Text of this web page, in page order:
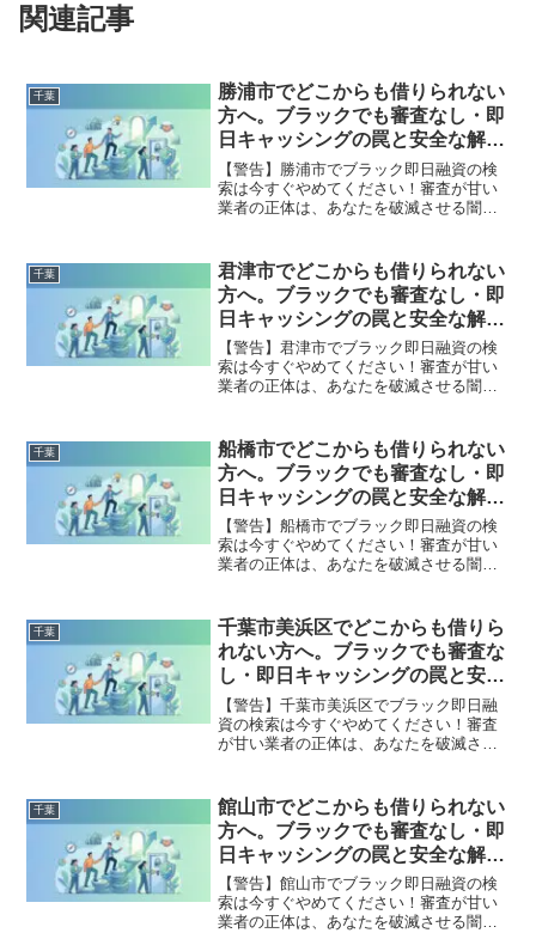
関連記事
千葉
勝浦市でどこからも借りられない
方へ。ブラックでも審査なし・即
日キャッシングの罠と安全な解決
策
【警告】勝浦市でブラック即日融資の検
索は今すぐやめてください！審査が甘い
業者の正体は、あなたを破滅させる闇金
市で違法業者を避け、借金地獄から抜け
出した方々の実体験と確実な解決策を完
全公開。
千葉
君津市でどこからも借りられない
方へ。ブラックでも審査なし・即
日キャッシングの罠と安全な解決
策
【警告】君津市でブラック即日融資の検
索は今すぐやめてください！審査が甘い
業者の正体は、あなたを破滅させる闇金
市で違法業者を避け、借金地獄から抜け
出した方々の実体験と確実な解決策を完
全公開。
千葉
船橋市でどこからも借りられない
方へ。ブラックでも審査なし・即
日キャッシングの罠と安全な解決
策
【警告】船橋市でブラック即日融資の検
索は今すぐやめてください！審査が甘い
業者の正体は、あなたを破滅させる闇金
市で違法業者を避け、借金地獄から抜け
出した方々の実体験と確実な解決策を完
全公開。
千葉
千葉市美浜区でどこからも借りら
れない方へ。ブラックでも審査な
し・即日キャッシングの罠と安全
な解決策
【警告】千葉市美浜区でブラック即日融
資の検索は今すぐやめてください！審査
が甘い業者の正体は、あなたを破滅させ
す。千葉市美浜区で違法業者を避け、借
金地獄から抜け出した方々の実体験と確
実な解決策を完全公開。
千葉
館山市でどこからも借りられない
方へ。ブラックでも審査なし・即
日キャッシングの罠と安全な解決
策
【警告】館山市でブラック即日融資の検
索は今すぐやめてください！審査が甘い
業者の正体は、あなたを破滅させる闇金